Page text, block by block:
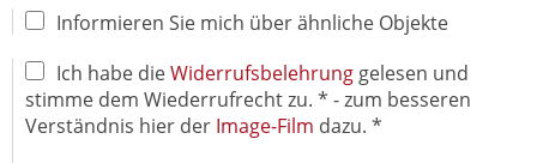
Informieren Sie mich über ähnliche Objekte
Ich habe dieWiderrufsbelehrung gelesen und
stimme dem Wiederrufrecht zu. * - zum besseren
Verständnis hier der Image-Film dazu. *